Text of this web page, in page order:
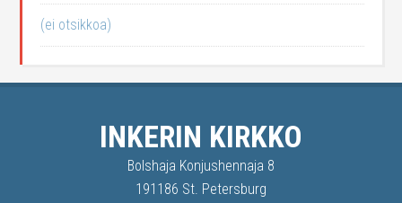
(ei otsikkoa)
INKERIN KIRKKO
Bolshaja Konjushennaja 8
191186 St. Petersburg